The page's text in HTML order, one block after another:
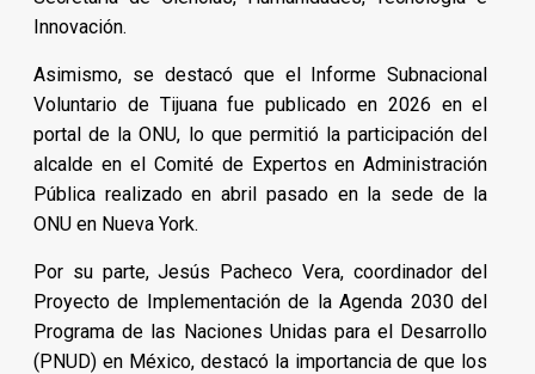
Innovación.
Asimismo, se destacó que el Informe Subnacional
Voluntario de Tijuana fue publicado en 2026 en el
portal de la ONU, lo que permitió la participación del
alcalde en el Comité de Expertos en Administración
Pública realizado en abril pasado en la sede de la
ONU en Nueva York.
Por su parte, Jesús Pacheco Vera, coordinador del
Proyecto de Implementación de la Agenda 2030 del
Programa de las Naciones Unidas para el Desarrollo
(PNUD) en México, destacó la importancia de que los